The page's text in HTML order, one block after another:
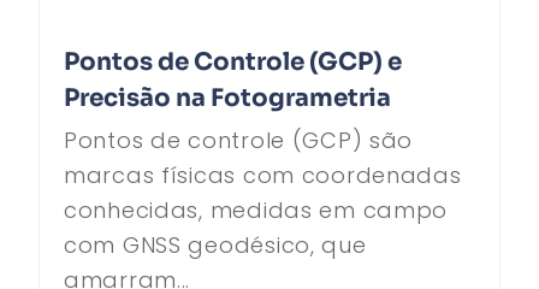
Pontos de Controle (GCP) e
Precisão na Fotogrametria
Pontos de controle (GCP) são
marcas físicas com coordenadas
conhecidas, medidas em campo
com GNSS geodésico, que
amarram...